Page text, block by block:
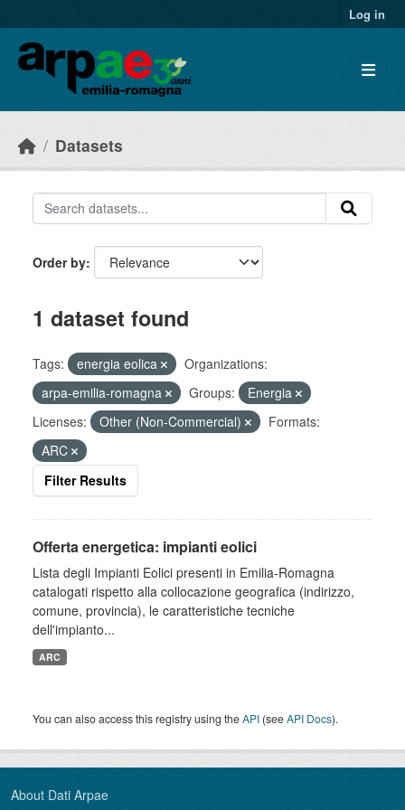
Log in
Datasets
Order by
1 dataset found
Tags: energia eolica
Organizations:
arpa-emilia-romagna
Groups:
Energia
Licenses:
Other (Non-Commercial)
Formats:
ARC
Filter Results
Offerta energetica: impianti eolici
Lista degli Impianti Eolici presenti in Emilia-Romagna
catalogati rispetto alla collocazione geografica (indirizzo,
comune, provincia), le caratteristiche tecniche
dell'impianto...
ARC
You can also access this registry using theAPI (seeAPI Docs).
About Dati Arpae